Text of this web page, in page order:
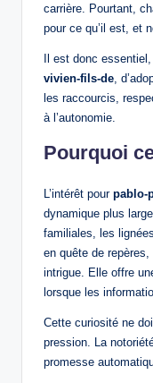
carrière. Pourtant,
pour ce qu’il est, et
Il est donc
vivien-fils-de,
les raccourcis,
à l’autonomie.
Pourquoi
L’intérêt pour pablo-
dynamique plus
familiales, les
en quête de
intrigue. Elle offre
lorsque les
Cette curiosité ne
pression. La
promesse